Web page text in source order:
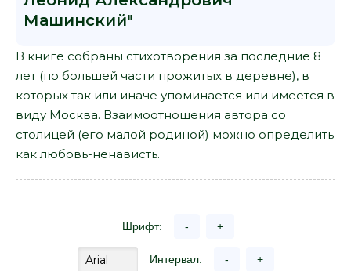
Машинский"
В книге собраны стихотворения за последние 8
лет (по большей части прожитых в деревне), в
которых так или иначе упоминается или имеется в
виду Москва. Взаимоотношения автора со
столицей (его малой родиной) можно определить
как любовь-ненависть.
Шрифт: - +
Интервал: - +